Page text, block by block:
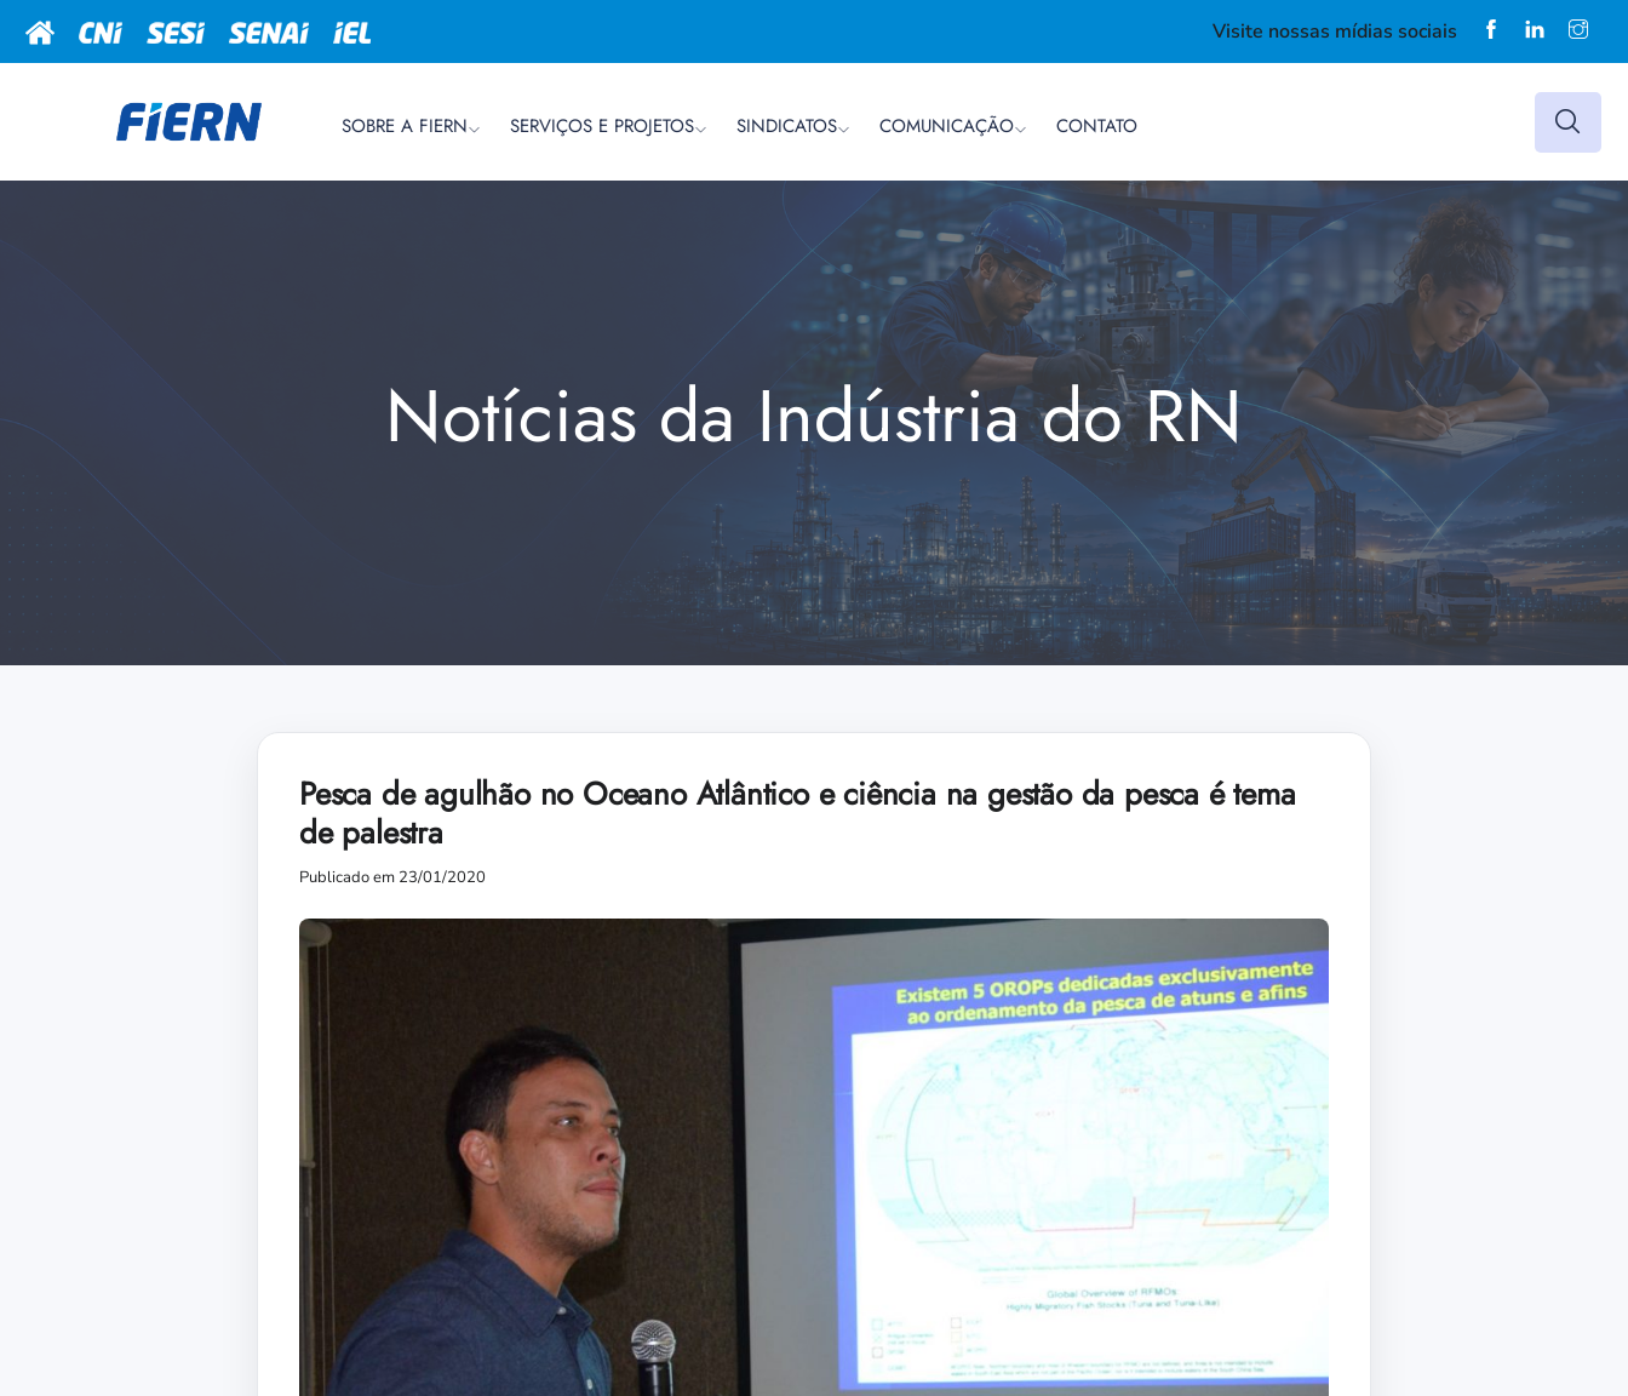
Visite nossas mídias sociais
SOBRE A FIERN SERVIÇOS E PROJETOS SINDICATOS COMUNICAÇÃO CONTATO
Notícias da Indústria do RN
Pesca de agulhão no Oceano Atlântico e ciência na gestão da pesca é tema
de palestra
Publicado em 23/01/2020